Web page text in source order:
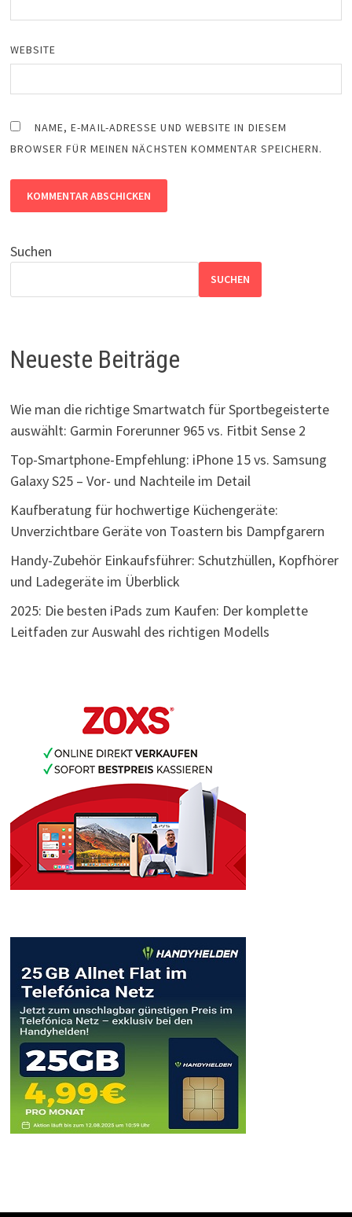
WEBSITE
NAME, E-MAIL-ADRESSE UND WEBSITE IN DIESEM
BROWSER FÜR MEINEN NÄCHSTEN KOMMENTAR SPEICHERN.
Suchen
SUCHEN
Neueste Beiträge
Wie man die richtige Smartwatch für Sportbegeisterte
auswählt: Garmin Forerunner 965 vs. Fitbit Sense 2
Top-Smartphone-Empfehlung: iPhone 15 vs. Samsung
Galaxy S25 – Vor- und Nachteile im Detail
Kaufberatung für hochwertige Küchengeräte:
Unverzichtbare Geräte von Toastern bis Dampfgarern
Handy-Zubehör Einkaufsführer: Schutzhüllen, Kopfhörer
und Ladegeräte im Überblick
2025: Die besten iPads zum Kaufen: Der komplette
Leitfaden zur Auswahl des richtigen Modells